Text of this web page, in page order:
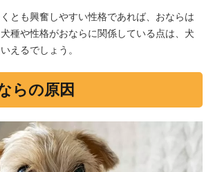
とも興奮しやすい性格であれば、おならは
種や性格がおならに関係している点は、犬
えるでしょう。
らの原因